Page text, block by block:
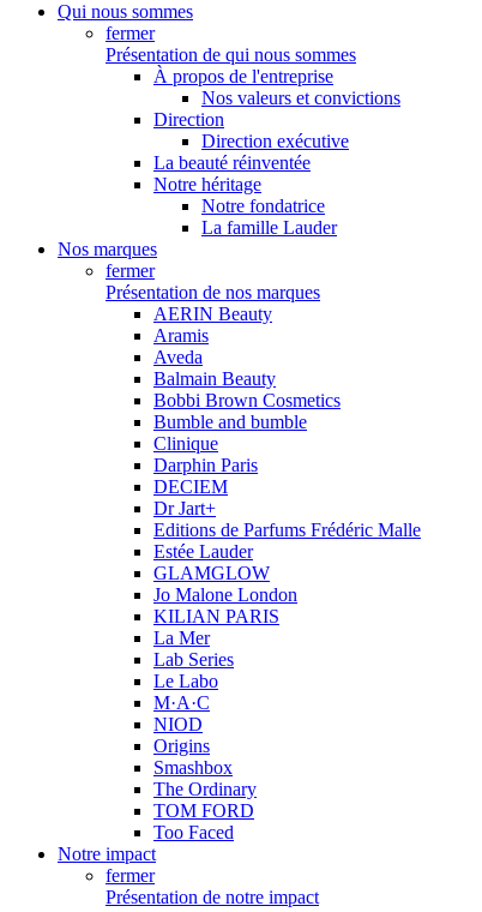
Qui nous sommes
fermer
Présentation de qui nous sommes
À propos de l'entreprise
Nos valeurs et convictions
Direction
Direction exécutive
La beauté réinventée
Notre héritage
Notre fondatrice
La famille Lauder
Nos marques
fermer
Présentation de nos marques
AERIN Beauty
Aramis
Aveda
Balmain Beauty
Bobbi Brown Cosmetics
Bumble and bumble
Clinique
Darphin Paris
DECIEM
Dr Jart+
Editions de Parfums Frédéric Malle
Estée Lauder
GLAMGLOW
Jo Malone London
KILIAN PARIS
La Mer
Lab Series
Le Labo
M·A·C
NIOD
Origins
Smashbox
The Ordinary
TOM FORD
Too Faced
Notre impact
fermer
Présentation de notre impact